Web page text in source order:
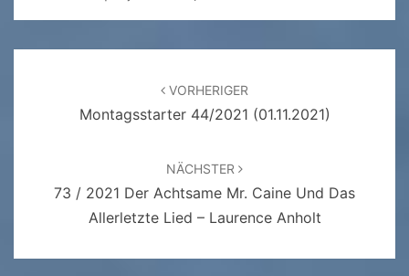
VORHERIGER
Montagsstarter 44/2021 (01.11.2021)
NÄCHSTER
73 / 2021 Der Achtsame Mr. Caine Und Das
Allerletzte Lied – Laurence Anholt